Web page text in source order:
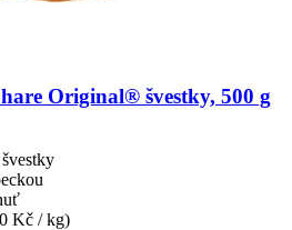
Original® švestky, 500 g
Kč / kg)